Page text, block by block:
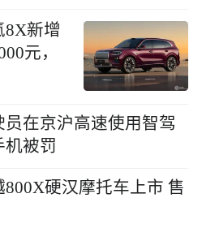
8X新增
元，
员在京沪高速使用智驾
机被罚
800X硬汉摩托车上市 售